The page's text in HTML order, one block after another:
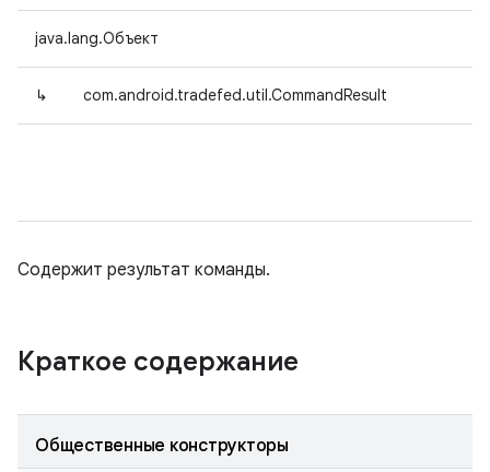
java.lang.Объект
↳ com.android.tradefed.util.CommandResult
Содержит результат команды.
Краткое содержание
Общественные конструкторы